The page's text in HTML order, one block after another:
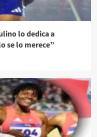
lo dedica a
se lo merece”